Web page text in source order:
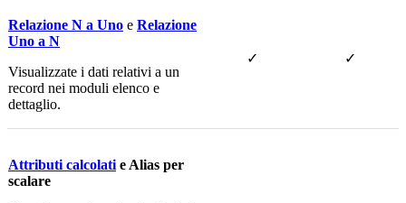
Relazione N a Uno e Relazione
Uno a N
Visualizzate i dati relativi a un
record nei moduli elenco e
dettaglio.
✓ ✓
Attributi calcolatie Alias per
scalare